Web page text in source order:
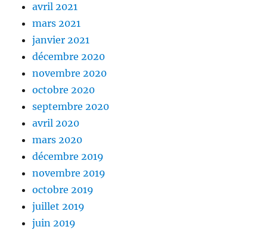
avril 2021
mars 2021
janvier 2021
décembre 2020
novembre 2020
octobre 2020
septembre 2020
avril 2020
mars 2020
décembre 2019
novembre 2019
octobre 2019
juillet 2019
juin 2019